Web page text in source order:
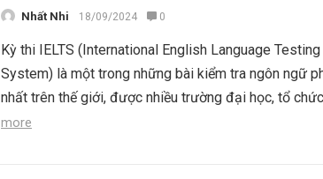
Nhất Nhi 18/09/2024 0
Kỳ thi IELTS (International English Language Testing
System) là một trong những bài kiểm tra ngôn ngữ
nhất trên thế giới, được nhiều trường đại học, tổ
more